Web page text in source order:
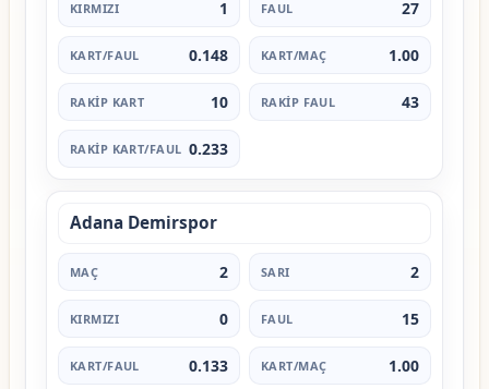
1 27
0.148 1.00
10 43
0.233
Adana Demirspor
2 2
0 15
0.133 1.00